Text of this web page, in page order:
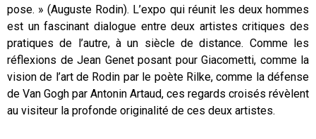
pose. » (Auguste Rodin). L’expo qui réunit les deux hommes
est un fascinant dialogue entre deux artistes critiques des
pratiques de l’autre, à un siècle de distance. Comme les
réflexions de Jean Genet posant pour Giacometti, comme la
vision de l’art de Rodin par le poète Rilke, comme la défense
de Van Gogh par Antonin Artaud, ces regards croisés révèlent
au visiteur la profonde originalité de ces deux artistes.